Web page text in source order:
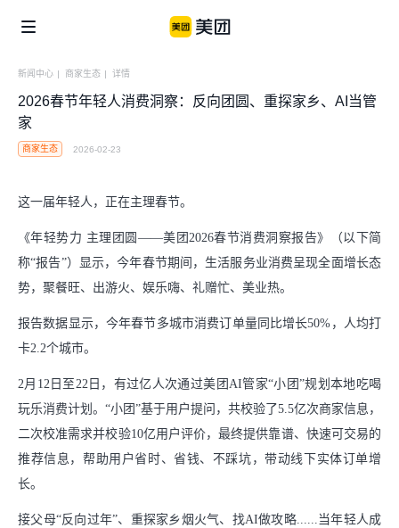
企业社会责任
便利用户生活
骑手关怀与发展
涌现新职业
产业
助力市场繁荣
支持小商户发展
助力商家经营成长
美团公益
青山科技基金
信息公开
食品安全
辟谣公告
新闻中心 | 商家生态 | 详情
2026春节年轻人消费洞察：反向团圆、重探家乡、AI当管
家
商家生态 2026-02-23
这一届年轻人，正在主理春节。
《年轻势力 主理团圆——美团2026春节消费洞察报告》（以下简
称“报告”）显示，今年春节期间，生活服务业消费呈现全面增长态
势，聚餐旺、出游火、娱乐嗨、礼赠忙、美业热。
报告数据显示，今年春节多城市消费订单量同比增长50%，人均打
卡2.2个城市。
2月12日至22日，有过亿人次通过美团AI管家“小团”规划本地吃喝
玩乐消费计划。“小团”基于用户提问，共校验了5.5亿次商家信息，
二次校准需求并校验10亿用户评价，最终提供靠谱、快速可交易的
推荐信息，帮助用户省时、省钱、不踩坑，带动线下实体订单增
长。
接父母“反向过年”、重探家乡烟火气、找AI做攻略......当年轻人成